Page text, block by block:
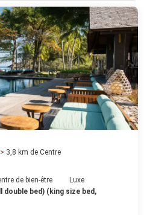
> 3,8 km de Centre
de bien-être
Luxe
double bed) (king size bed,